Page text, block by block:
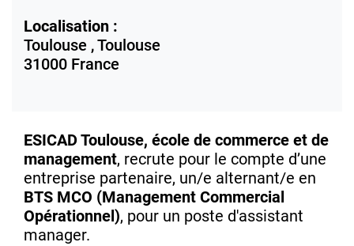
Localisation :
Toulouse ,Toulouse
31000 France
ESICAD Toulouse, école de commerce et de
management, recrute pour le compte d’une
entreprise partenaire, un/e alternant/e en
BTS MCO (Management Commercial
Opérationnel), pour un poste d'assistant
manager.